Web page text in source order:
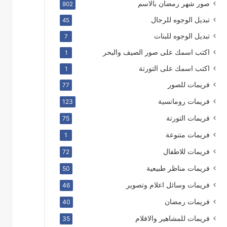
صور شهر رمضان بالاسم 902
تبديل الوجوه للرجال 45
تبديل الوجوه للبنات 7
اكتب اسمك على صور الصيف والبحر 1
اكتب اسمك على التورتة 1
فريمات للصور 77
فريمات رومانسية 123
فريمات التورتة 75
فريمات متنوعة 1
فريمات للاطفال 72
فريمات مناظر طبيعية 50
فريمات وسائل اعلام وتصوير 46
فريمات رمضان 40
فريمات للمشاهير والافلام 35